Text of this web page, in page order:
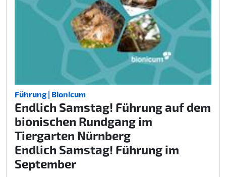
Führung | Bionicum
Endlich Samstag! Führung auf dem
bionischen Rundgang im
Tiergarten Nürnberg
Endlich Samstag! Führung im
September